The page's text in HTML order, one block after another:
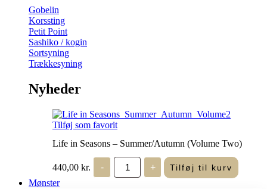
Gobelin
Korssting
Petit Point
Sashiko / kogin
Sortsyning
Trækkesyning
Nyheder
Tilføj som favorit
Life in Seasons – Summer/Autumn (Volume Two)
440,00 kr. -
Life
Seasons
+ Tilføj til kurv
Mønster